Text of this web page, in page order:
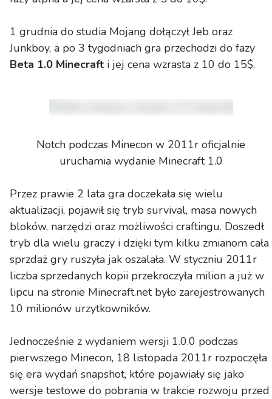
1 grudnia do studia Mojang dołączył Jeb oraz
Junkboy, a po 3 tygodniach gra przechodzi do fazy
Beta 1.0 Minecraft i jej cena wzrasta z 10 do 15$.
Notch podczas Minecon w 2011r oficjalnie
uruchamia wydanie Minecraft 1.0
Przez prawie 2 lata gra doczekała się wielu
aktualizacji, pojawił się tryb survival, masa nowych
bloków, narzędzi oraz możliwości craftingu. Doszedł
tryb dla wielu graczy i dzięki tym kilku zmianom cała
sprzdaż gry ruszyła jak oszalała. W styczniu 2011r
liczba sprzedanych kopii przekroczyła milion a już w
lipcu na stronie Minecraft.net było zarejestrowanych
10 milionów urzytkowników.
Jednocześnie z wydaniem wersji 1.0.0 podczas
pierwszego Minecon, 18 listopada 2011r rozpoczęła
się era wydań snapshot, które pojawiały się jako
wersje testowe do pobrania w trakcie rozwoju przed